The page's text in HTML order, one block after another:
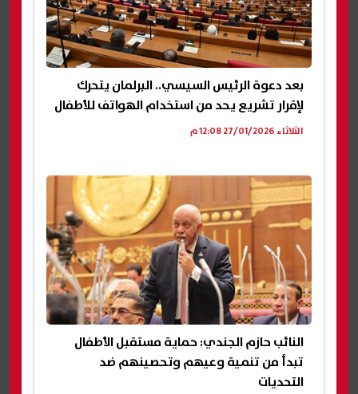
بعد دعوة الرئيس السيسي.. البرلمان يتحرك
لإقرار تشريع يحد من استخدام الهواتف للأطفال
الثلاثاء 27/01/2026 12:08 م
النائب حازم الجندي: حماية مستقبل الأطفال
تبدأ من تنمية وعيهم وتحصينهم ضد
التحديات